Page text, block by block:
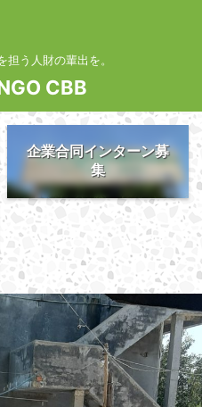
担う人財の輩出を。
CBB
企業合同インターン募
集